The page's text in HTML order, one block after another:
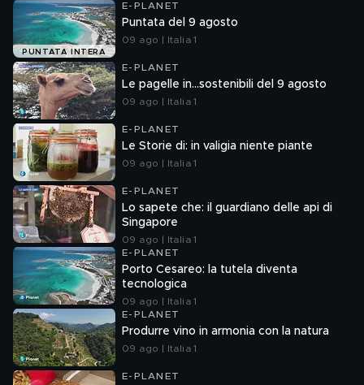
PUNTATA INTERA
E-PLANET
Puntata del 9 agosto
09 ago | Italia 1
E-PLANET
Le pagelle in...sostenibili del 9 agosto
09 ago | Italia 1
E-PLANET
Le Storie di: in valigia niente piante
09 ago | Italia 1
E-PLANET
Lo sapete che: il guardiano delle api di
Singapore
09 ago | Italia 1
E-PLANET
Porto Cesareo: la tutela diventa
tecnologica
09 ago | Italia 1
E-PLANET
Produrre vino in armonia con la natura
09 ago | Italia 1
E-PLANET